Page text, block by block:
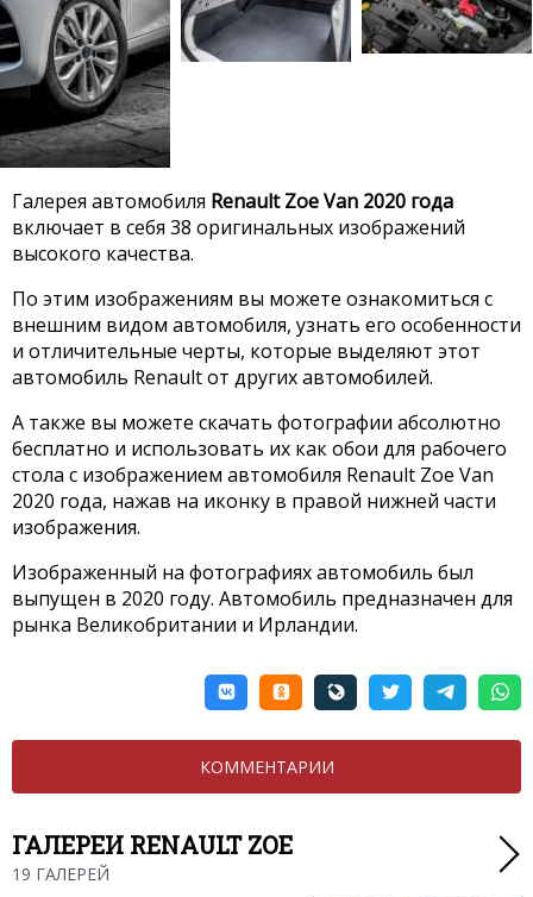
Галерея автомобиля Renault Zoe Van 2020 года
включает в себя 38 оригинальных изображений
высокого качества.
По этим изображениям вы можете ознакомиться с
внешним видом автомобиля, узнать его особенности
и отличительные черты, которые выделяют этот
автомобиль Renault от других автомобилей.
А также вы можете скачать фотографии абсолютно
бесплатно и использовать их как обои для рабочего
стола с изображением автомобиля Renault Zoe Van
2020 года, нажав на иконку в правой нижней части
изображения.
Изображенный на фотографиях автомобиль был
выпущен в 2020 году. Автомобиль предназначен для
рынка Великобритании и Ирландии.
КОММЕНТАРИИ
ГАЛЕРЕИ RENAULT ZOE
19 ГАЛЕРЕЙ